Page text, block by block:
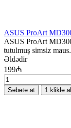
ASUS ProArt
ASUS ProArt
tutulmuş simsiz
Əldədir
199₼
Səbətə at 1 kliklə al